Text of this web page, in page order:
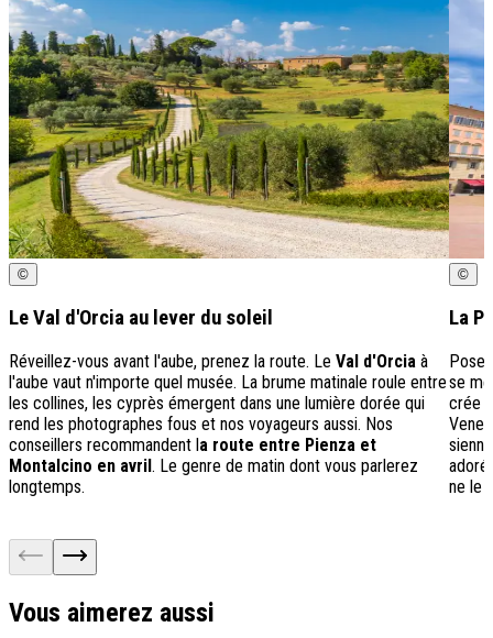
©
Le Val d'Orcia au lever du soleil
Réveillez-vous avant l'aube, prenez la route. Le Val d'Orcia à
l'aube vaut n'importe quel musée. La brume matinale roule entre
les collines, les cyprès émergent dans une lumière dorée qui
rend les photographes fous et nos voyageurs aussi. Nos
conseillers recommandent la route entre Pienza et
Montalcino en avril. Le genre de matin dont vous parlerez
longtemps.
©
La
se
crée
adoré
ne le
Vous aimerez aussi